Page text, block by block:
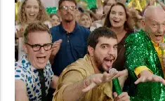
bairro...